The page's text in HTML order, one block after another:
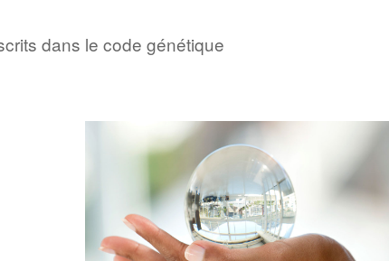
dans le code génétique